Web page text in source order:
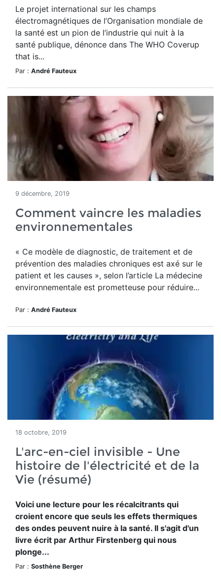
Le projet international sur les champs
électromagnétiques de l’Organisation mondiale de
la santé est un pion de l’industrie qui nuit à la
santé publique, dénonce dans The WHO Coverup
that is...
Par : André Fauteux
9 décembre, 2019
Comment vaincre les maladies
environnementales
« Ce modèle de diagnostic, de traitement et de
prévention des maladies chroniques est axé sur le
patient et les causes », selon l’article La médecine
environnementale est prometteuse pour réduire...
Par : André Fauteux
18 octobre, 2019
L'arc-en-ciel invisible - Une
histoire de l'électricité et de la
Vie (résumé)
Voici une lecture pour les récalcitrants qui
croient encore que seuls les effets thermiques
des ondes peuvent nuire à la santé. Il s'agit d'un
livre écrit par Arthur Firstenberg qui nous
plonge...
Par : Sosthène Berger